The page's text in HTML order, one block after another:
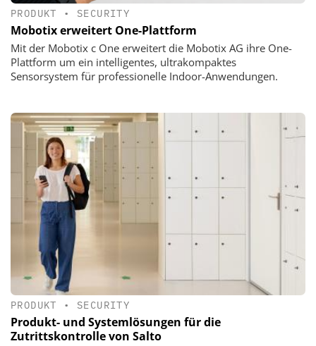
PRODUKT • SECURITY
Mobotix erweitert One-Plattform
Mit der Mobotix c One erweitert die Mobotix AG ihre One-
Plattform um ein intelligentes, ultrakompaktes
Sensorsystem für professionelle Indoor-Anwendungen.
PRODUKT • SECURITY
Produkt- und Systemlösungen für die
Zutrittskontrolle von Salto